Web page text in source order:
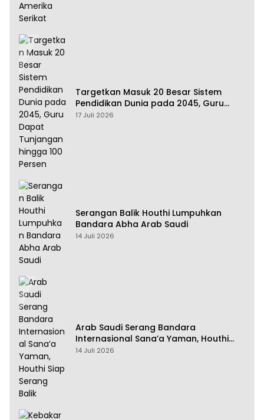
Targetkan Masuk 20 Besar Sistem
Pendidikan Dunia pada 2045, Guru
Dapat Tunjangan hingga 100 Persen
17 Juli 2026
Serangan Balik Houthi Lumpuhkan
Bandara Abha Arab Saudi
14 Juli 2026
Arab Saudi Serang Bandara
Internasional Sana’a Yaman, Houthi
Siap Serang Balik
14 Juli 2026